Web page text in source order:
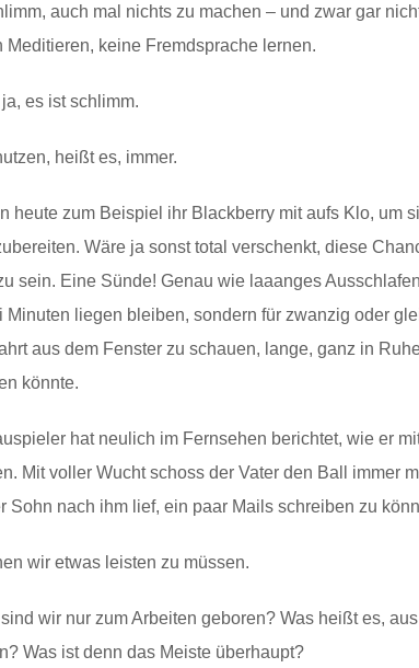
auch mal nichts zu machen – und zwar gar
Meditieren, keine Fremdsprache lernen.
es ist schlimm.
heißt es, immer.
heute zum Beispiel ihr Blackberry mit aufs Klo, um
Wäre ja sonst total verschenkt, diese
sein. Eine Sünde! Genau wie laaanges
Minuten liegen bleiben, sondern für zwanzig oder
aus dem Fenster zu schauen, lange, ganz in
könnte.
hat neulich im Fernsehen berichtet, wie er
Mit voller Wucht schoss der Vater den Ball immer
Sohn nach ihm lief, ein paar Mails schreiben zu
wir etwas leisten zu müssen.
wir nur zum Arbeiten geboren? Was heißt es,
Was ist denn das Meiste überhaupt?